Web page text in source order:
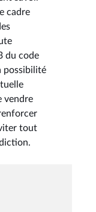
cadre
du code
possibilité
vendre
tout